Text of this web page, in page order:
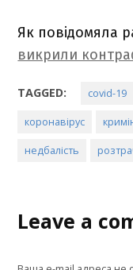
Як повідомяла
викрили
TAGGED: covid-19
коронавірус
недбалість
Leave a